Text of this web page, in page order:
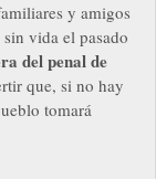
y amigos
vida el pasado
del penal de
que, si no hay
tomará